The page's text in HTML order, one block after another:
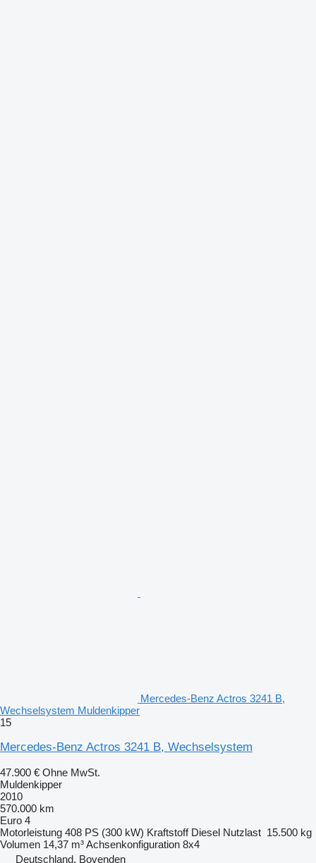
Mercedes-Benz Actros 3241 B,
Wechselsystem Muldenkipper
15
Mercedes-Benz Actros 3241 B, Wechselsystem
47.900 € Ohne MwSt.
Muldenkipper
2010
570.000 km
Euro 4
Motorleistung 408 PS (300 kW) Kraftstoff Diesel Nutzlast 15.500 kg
Volumen 14,37 m³Achsenkonfiguration 8x4
Deutschland, Bovenden